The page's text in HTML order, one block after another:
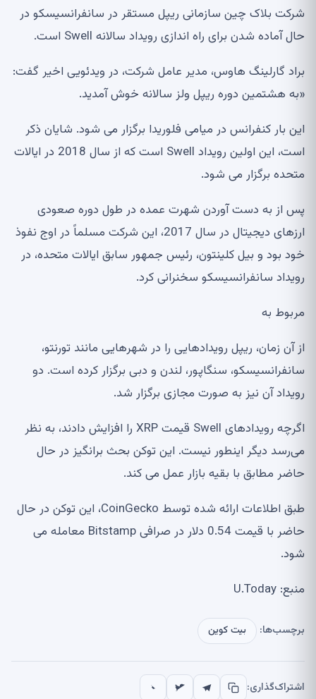
شرکت بلاک چین سازمانی ریپل مستقر در سانفرانسیسکو در
حال آماده شدن برای راه اندازی رویداد سالانه Swell است.
براد گارلینگ هاوس، مدیر عامل شرکت، در ویدئویی اخیر گفت:
«به هشتمین دوره ریپل ولز سالانه خوش آمدید.
این بار کنفرانس در میامی فلوریدا برگزار می شود. شایان ذکر
است، این اولین رویداد Swell است که از سال 2018 در ایالات
متحده برگزار می شود.
پس از به دست آوردن شهرت عمده در طول دوره صعودی
ارزهای دیجیتال در سال 2017، این شرکت مسلماً در اوج نفوذ
خود بود و بیل کلینتون، رئیس جمهور سابق ایالات متحده، در
رویداد سانفرانسیسکو سخنرانی کرد.
مربوط به
از آن زمان، ریپل رویدادهایی را در شهرهایی مانند تورنتو،
سانفرانسیسکو، سنگاپور، لندن و دبی برگزار کرده است. دو
رویداد آن نیز به صورت مجازی برگزار شد.
اگرچه رویدادهای Swell قیمت XRP را افزایش دادند، به نظر
می‌رسد دیگر اینطور نیست. این توکن بحث برانگیز در حال
حاضر مطابق با بقیه بازار عمل می کند.
طبق اطلاعات ارائه شده توسط CoinGecko، این توکن در حال
حاضر با قیمت 0.54 دلار در صرافی Bitstamp معامله می
شود.
منبع: U.Today
برچسب‌ها: بیت کوین
اشتراک‌گذاری: